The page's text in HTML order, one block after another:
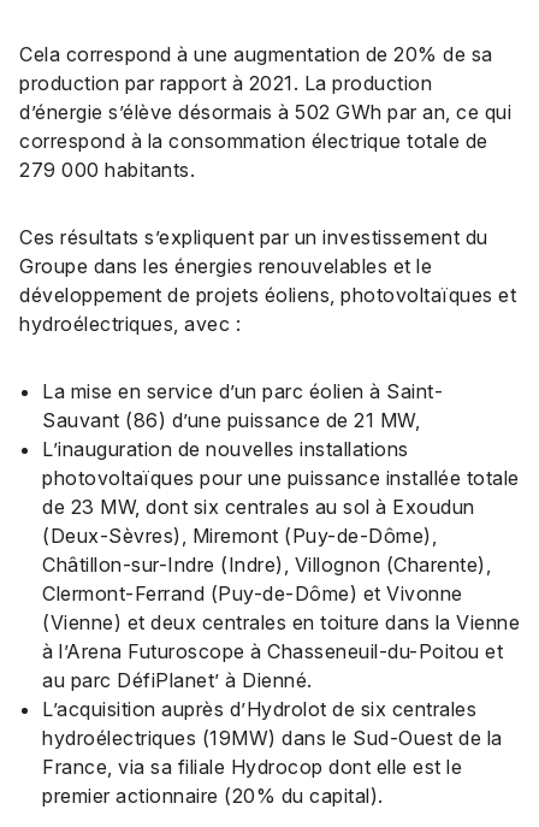
Cela correspond à une augmentation de 20% de sa
production par rapport à 2021. La production
d’énergie s’élève désormais à 502 GWh par an, ce qui
correspond à la consommation électrique totale de
279 000 habitants.
Ces résultats s’expliquent par un investissement du
Groupe dans les énergies renouvelables et le
développement de projets éoliens, photovoltaïques et
hydroélectriques, avec :
La mise en service d’un parc éolien à Saint-
Sauvant (86) d’une puissance de 21 MW,
L’inauguration de nouvelles installations
photovoltaïques pour une puissance installée totale
de 23 MW, dont six centrales au sol à Exoudun
(Deux-Sèvres), Miremont (Puy-de-Dôme),
Châtillon-sur-Indre (Indre), Villognon (Charente),
Clermont-Ferrand (Puy-de-Dôme) et Vivonne
(Vienne) et deux centrales en toiture dans la Vienne
à l’Arena Futuroscope à Chasseneuil-du-Poitou et
au parc DéfiPlanet’ à Dienné.
L’acquisition auprès d’Hydrolot de six centrales
hydroélectriques (19MW) dans le Sud-Ouest de la
France, via sa filiale Hydrocop dont elle est le
premier actionnaire (20% du capital).